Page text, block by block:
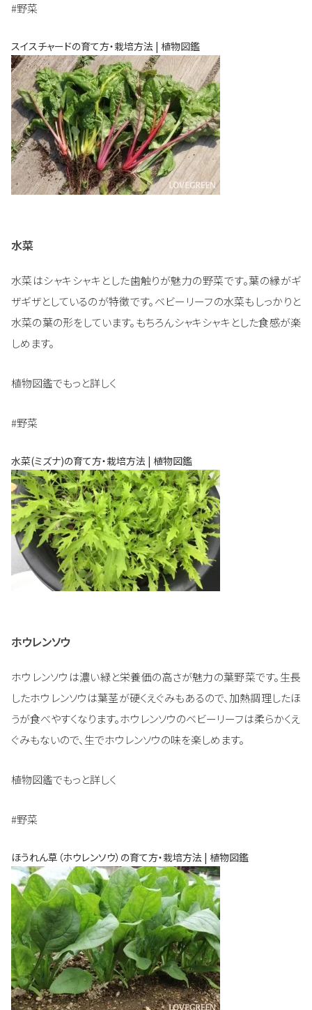
#野菜
スイスチャードの育て方・栽培方法 | 植物図鑑
水菜
水菜はシャキシャキとした歯触りが魅力の野菜です。葉の縁がギ
ザギザとしているのが特徴です。ベビーリーフの水菜もしっかりと
水菜の葉の形をしています。もちろんシャキシャキとした食感が楽
しめます。
植物図鑑でもっと詳しく
#野菜
水菜(ミズナ)の育て方・栽培方法 | 植物図鑑
ホウレンソウ
ホウレンソウは濃い緑と栄養価の高さが魅力の葉野菜です。生長
したホウレンソウは葉茎が硬くえぐみもあるので、加熱調理したほ
うが食べやすくなります。ホウレンソウのベビーリーフは柔らかくえ
ぐみもないので、生でホウレンソウの味を楽しめます。
植物図鑑でもっと詳しく
#野菜
ほうれん草（ホウレンソウ）の育て方・栽培方法 | 植物図鑑